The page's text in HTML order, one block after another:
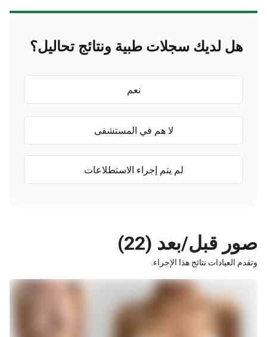
هل لديك سجلات طبية ونتائج تحاليل؟
نعم
لا هم في المستشفى
لم يتم إجراء الاستطلاعات
صور قبل/بعد (22)
وتقدم العيادات نتائج هذا الإجراء.